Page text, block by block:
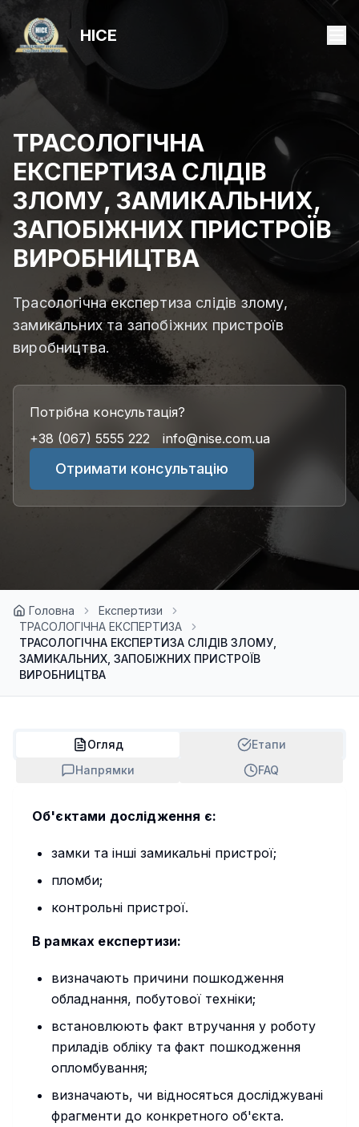
НІСЕ
ТРАСОЛОГІЧНА
ЕКСПЕРТИЗА СЛІДІВ
ЗЛОМУ, ЗАМИКАЛЬНИХ,
ЗАПОБІЖНИХ ПРИСТРОЇВ
ВИРОБНИЦТВА
Трасологічна експертиза слідів злому,
замикальних та запобіжних пристроїв
виробництва.
Потрібна консультація?
+38 (067) 5555 222
info@nise.com.ua
Отримати консультацію
Головна
Експертизи
ТРАСОЛОГІЧНА ЕКСПЕРТИЗА
ТРАСОЛОГІЧНА ЕКСПЕРТИЗА СЛІДІВ ЗЛОМУ,
ЗАМИКАЛЬНИХ, ЗАПОБІЖНИХ ПРИСТРОЇВ
ВИРОБНИЦТВА
Огляд
Етапи
Напрямки
FAQ
Об'єктами дослідження є:
замки та інші замикальні пристрої;
пломби;
контрольні пристрої.
В рамках експертизи:
визначають причини пошкодження
обладнання, побутової техніки;
встановлюють факт втручання у роботу
приладів обліку та факт пошкодження
опломбування;
визначають, чи відносяться досліджувані
фрагменти до конкретного об'єкта.